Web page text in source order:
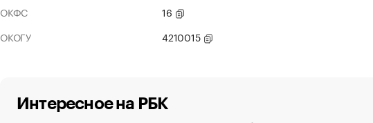
ОКФС
16
ОКОГУ
4210015
Интересное на РБК